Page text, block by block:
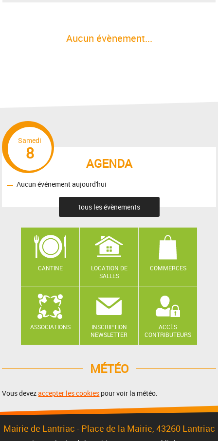
Aucun évènement...
AGENDA
Samedi
8
Aucun événement aujourd'hui
tous les évènements
CANTINE
LOCATION DE
SALLES
COMMERCES
ASSOCIATIONS
INSCRIPTION
NEWSLETTER
ACCÈS
CONTRIBUTEURS
MÉTÉO
Vous devezaccepter les cookies pour voir la météo.
Mairie de Lantriac - Place de la Mairie, 43260 Lantriac